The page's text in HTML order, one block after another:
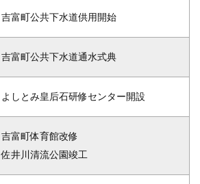
吉富町公共下水道供用開始
吉富町公共下水道通水式典
よしとみ皇后石研修センター開設
吉富町体育館改修
佐井川清流公園竣工